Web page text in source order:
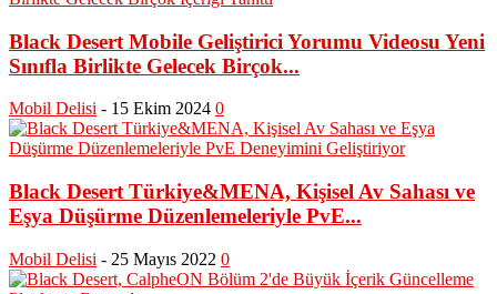
Black Desert Mobile Geliştirici Yorumu Videosu Yeni
Sınıfla Birlikte Gelecek Birçok...
Mobil Delisi - 15 Ekim 2024 0
Black Desert Türkiye&MENA, Kişisel Av Sahası ve
Eşya Düşürme Düzenlemeleriyle PvE...
Mobil Delisi - 25 Mayıs 2022 0